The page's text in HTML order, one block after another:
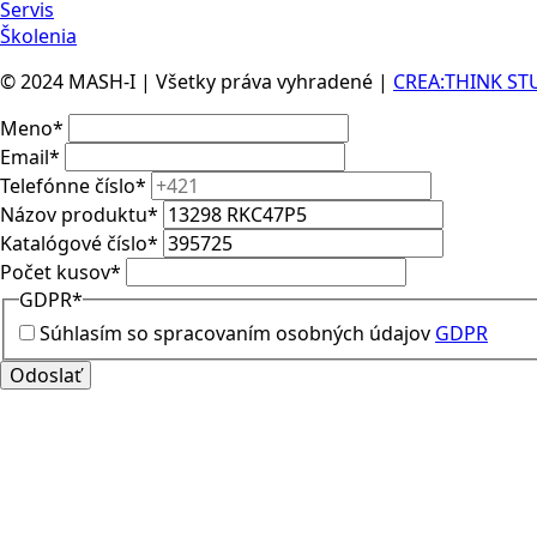
Servis
Školenia
© 2024 MASH-I | Všetky práva vyhradené | CREA:THINK
Meno*
Email*
Telefónne číslo*
Názov produktu*
Katalógové číslo*
Počet kusov*
GDPR*
Súhlasím so spracovaním osobných údajov GDPR
Odoslať